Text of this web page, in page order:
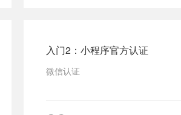
入门2：小程序官方认证
微信认证